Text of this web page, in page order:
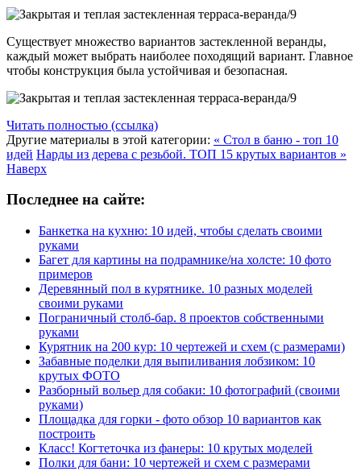
Существует множество вариантов застекленной веранды,
каждый может выбрать наиболее походящий вариант. Главное
чтобы конструкция была устойчивая и безопасная.
Читать полностью (ссылка)
Другие материалы в этой категории: « Стол в баню - топ 10
идей Нарды из дерева с резьбой. ТОП 15 крутых вариантов »
Наверх
Последнее на сайте:
Банкетка на кухню: 10 идей, чтобы сделать своими
руками
Багет для картины на подрамнике/на холсте: 10 фото
примеров
Деревянный пол в курятнике. 10 разных моделей
своими руками
Пограничный столб-бар. 8 проектов собственными
руками
Курятник на 200 кур: 10 чертежей и схем (с размерами)
Забавные поделки для выпиливания лобзиком: 10
крутых ФОТО
Разборный вольер для собаки: 10 фотографий (своими
руками)
Площадка для горки - фото обзор 10 вариантов как
построить
Класс! Когтеточка из фанеры: 10 крутых моделей
Полки для бани: 10 чертежей и схем с размерами